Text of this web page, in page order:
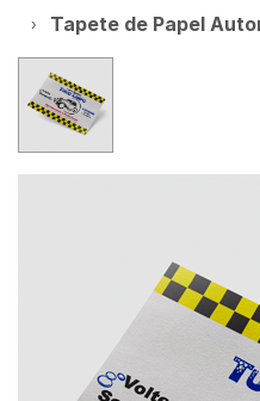
Tapete de Papel